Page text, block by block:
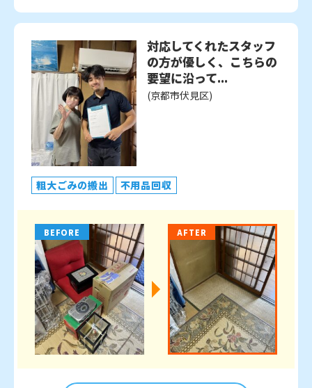
対応してくれたスタッフ
の方が優しく、こちらの
要望に沿って...
(京都市伏見区)
粗大ごみの搬出 不用品回収
BEFORE AFTER